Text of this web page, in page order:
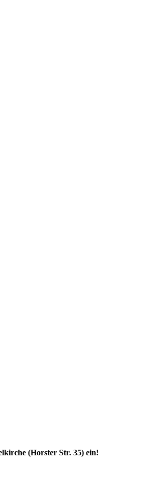
(Horster Str. 35) ein!